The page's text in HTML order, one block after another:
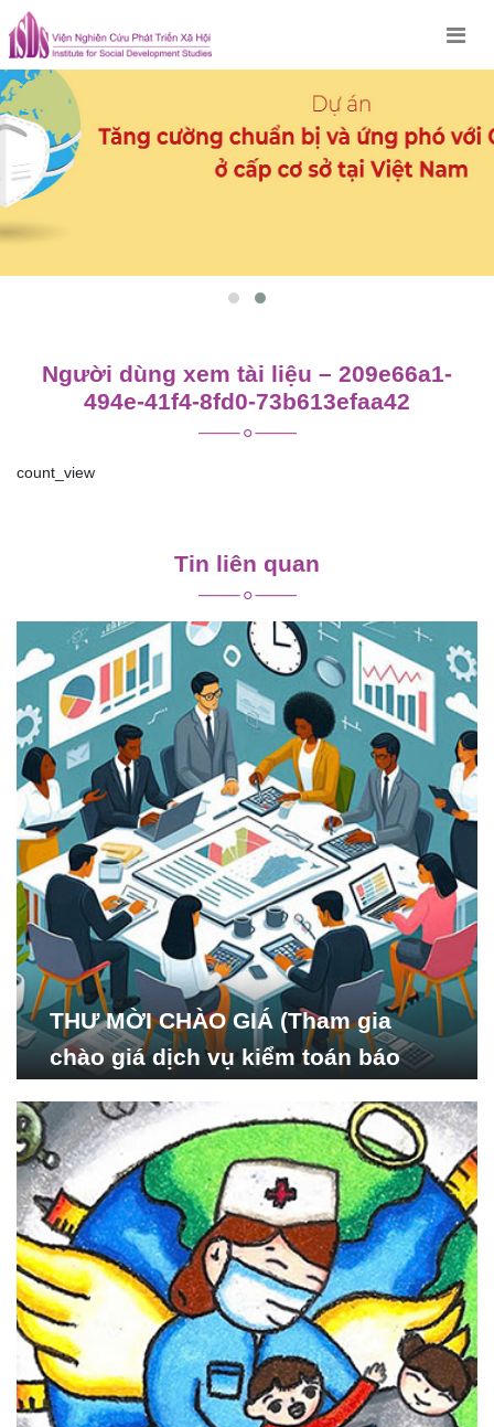
Skip
to
content
Người dùng xem tài liệu – 209e66a1-
494e-41f4-8fd0-73b613efaa42
count_view
viết
Tin liên quan
THƯ MỜI CHÀO GIÁ (Tham gia
chào giá dịch vụ kiểm toán báo
Nghiên cứu Phát triển Xã
hội_ISDS)